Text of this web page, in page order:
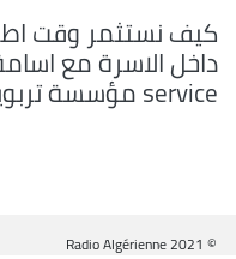
كيف نستثمر وقت
service مؤسسة تربوية تعليمية
© Radio Algérienne 2021